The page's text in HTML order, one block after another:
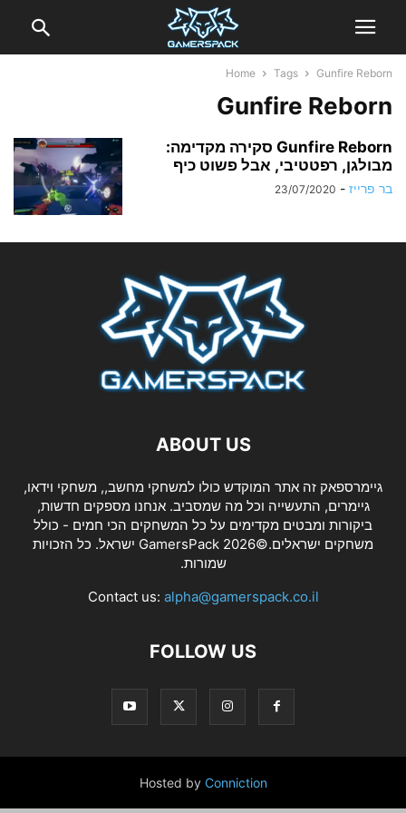
Home Tags Gunfire Reborn
Gunfire Reborn
Gunfire Reborn סקירה מקדימה:
מבולגן, רפטטיבי, אבל פשוט כיף
בר פרייז -
23/07/2020
ABOUT US
גיימרספאק זה אתר המוקדש כולו למשחקי מחשב,, משחקי וידאו,
גיימרים, התעשייה וכל מה שמסביב. אנחנו מספקים חדשות,
ביקורות ומבטים מקדימים על כל המשחקים הכי חמים - כולל
משחקים ישראלים.©2026 GamersPack ישראל. כל הזכויות
שמורות.
Contact us: alpha@gamerspack.co.il
FOLLOW US
Hosted by Conniction